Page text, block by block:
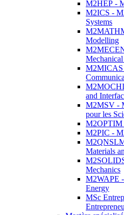
M2HEP -
M2ICS -
Systems
Modelling
M2MICAS
and
M2MSV -
pour les
M2OPTIM
M2PIC -
Materials
Mechanics
M2WAPE
Energy
MSc